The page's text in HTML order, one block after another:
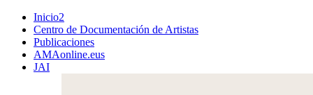
Inicio2
Centro de Documentación de Artistas
Publicaciones
AMAonline.eus
JAI